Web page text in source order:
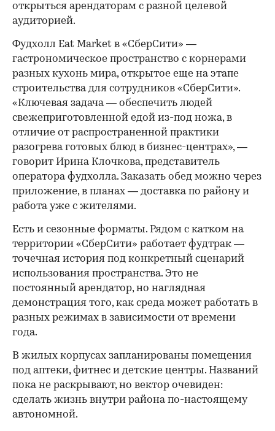
открыться арендаторам с разной целевой
аудиторией.
Фудхолл Eat Market в «СберСити» —
гастрономическое пространство с корнерами
разных кухонь мира, открытое еще на этапе
строительства для сотрудников «СберСити».
«Ключевая задача — обеспечить людей
свежеприготовленной едой из-под ножа, в
отличие от распространенной практики
разогрева готовых блюд в бизнес-центрах», —
говорит Ирина Клочкова, представитель
оператора фудхолла. Заказать обед можно через
приложение, в планах — доставка по району и
работа уже с жителями.
Есть и сезонные форматы. Рядом с катком на
территории «СберСити» работает фудтрак —
точечная история под конкретный сценарий
использования пространства. Это не
постоянный арендатор, но наглядная
демонстрация того, как среда может работать в
разных режимах в зависимости от времени
года.
В жилых корпусах запланированы помещения
под аптеки, фитнес и детские центры. Названий
пока не раскрывают, но вектор очевиден:
сделать жизнь внутри района по-настоящему
автономной.